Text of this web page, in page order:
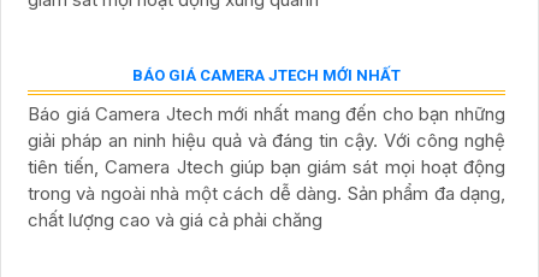
Camera Ezviz Cube
Camera Wifi Kbvision Ngoài Trời
CAMERA THEO GÓI
Bộ Camera Visioncop Ghi Âm Chính hãng
Bộ Camera Full Color Dahua